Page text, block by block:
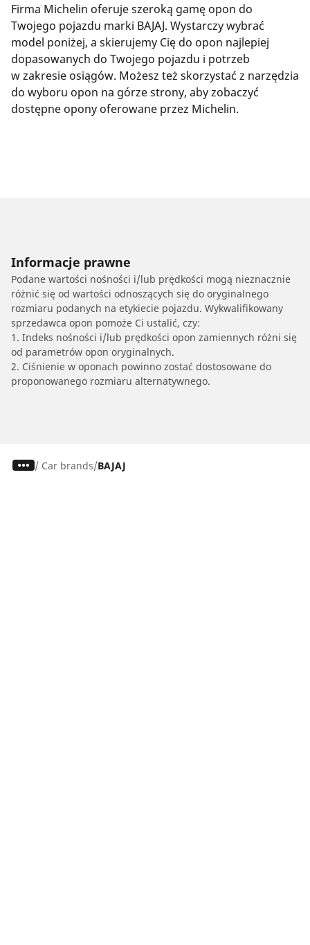
Firma Michelin oferuje szeroką gamę opon do
Twojego pojazdu marki BAJAJ. Wystarczy wybrać
model poniżej, a skierujemy Cię do opon najlepiej
dopasowanych do Twojego pojazdu i potrzeb
w zakresie osiągów. Możesz też skorzystać z narzędzia
do wyboru opon na górze strony, aby zobaczyć
dostępne opony oferowane przez Michelin.
Informacje prawne
Podane wartości nośności i/lub prędkości mogą nieznacznie
różnić się od wartości odnoszących się do oryginalnego
rozmiaru podanych na etykiecie pojazdu. Wykwalifikowany
sprzedawca opon pomoże Ci ustalić, czy:
1. Indeks nośności i/lub prędkości opon zamiennych różni się
od parametrów opon oryginalnych.
2. Ciśnienie w oponach powinno zostać dostosowane do
proponowanego rozmiaru alternatywnego.
/ Car brands BAJAJ